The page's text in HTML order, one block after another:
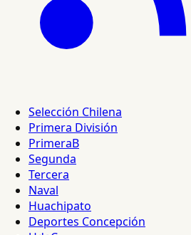
Selección Chilena
Primera División
PrimeraB
Segunda
Tercera
Naval
Huachipato
Deportes Concepción